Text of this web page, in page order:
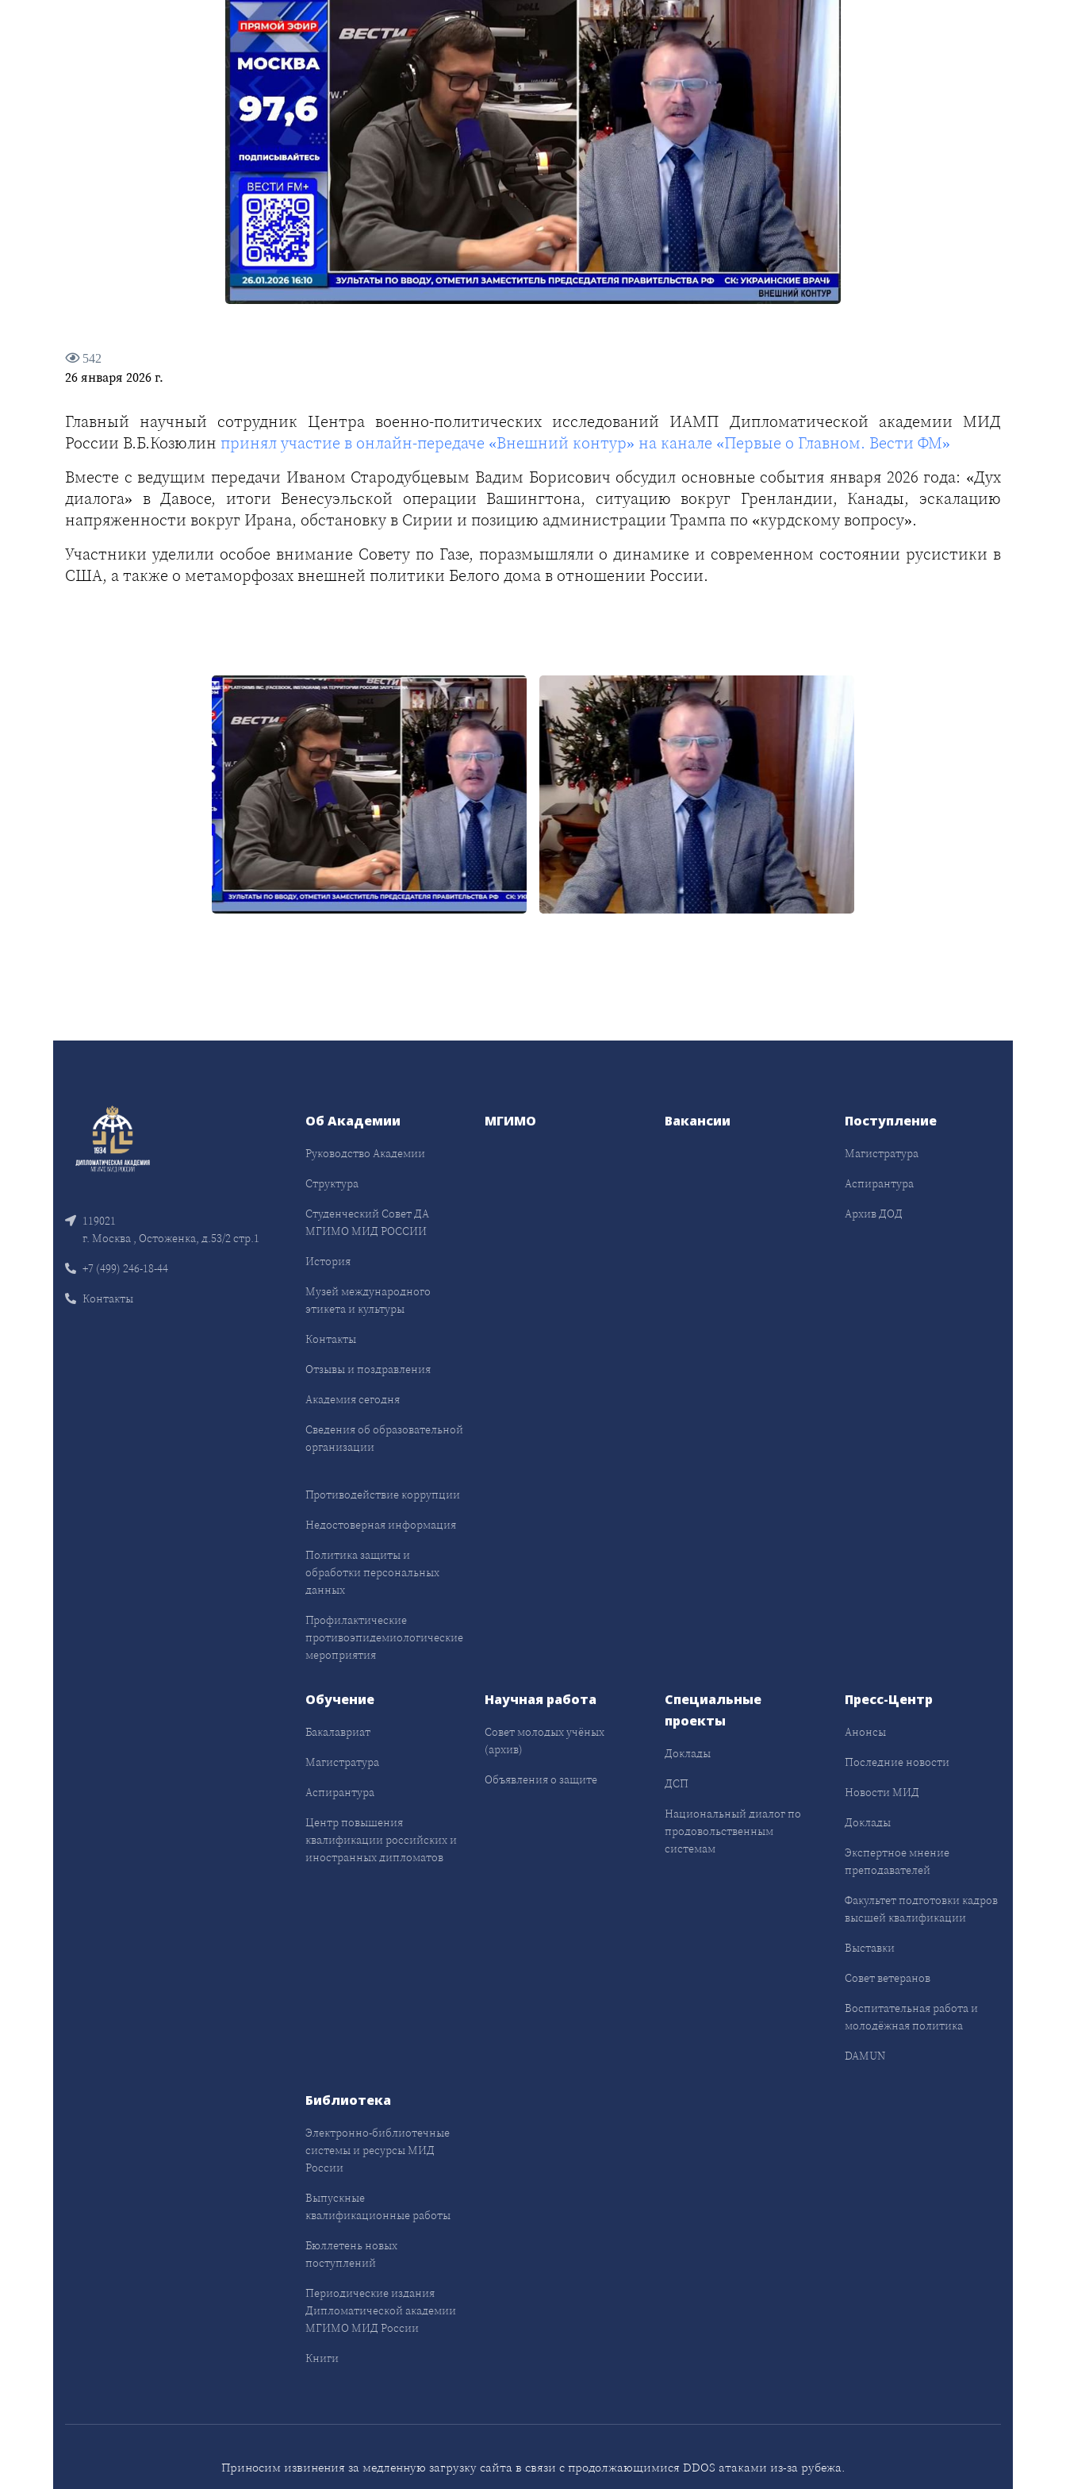
542
26 января 2026 г.
Главный научный сотрудник Центра военно-политических исследований ИАМП Дипломатической академии МИД
России В.Б.Козюлин принял участие в онлайн-передаче «Внешний контур» на канале «Первые о Главном. Вести ФМ»
Вместе с ведущим передачи Иваном Стародубцевым Вадим Борисович обсудил основные события января 2026 года: «Дух
диалога» в Давосе, итоги Венесуэльской операции Вашингтона, ситуацию вокруг Гренландии, Канады, эскалацию
напряженности вокруг Ирана, обстановку в Сирии и позицию администрации Трампа по «курдскому вопросу».
Участники уделили особое внимание Совету по Газе, поразмышляли о динамике и современном состоянии русистики в
США, а также о метаморфозах внешней политики Белого дома в отношении России.
119021
г. Москва , Остоженка, д.53/2 стр.1
+7 (499) 246-18-44
Контакты
Об Академии
Руководство Академии
Структура
Студенческий Совет ДА
МГИМО МИД РОССИИ
История
Музей международного
этикета и культуры
Контакты
Отзывы и поздравления
Академия сегодня
Сведения об образовательной
организации
Противодействие коррупции
Недостоверная информация
Политика защиты и
обработки персональных
данных
Профилактические
противоэпидемиологические
мероприятия
МГИМО Вакансии Поступление
Магистратура
Аспирантура
Архив ДОД
Обучение
Бакалавриат
Магистратура
Аспирантура
Центр повышения
квалификации российских и
иностранных дипломатов
Научная работа
Совет молодых учёных
(архив)
Объявления о защите
Специальные
проекты
Доклады
ДСП
Национальный диалог по
продовольственным
системам
Пресс-Центр
Анонсы
Последние новости
Новости МИД
Доклады
Экспертное мнение
преподавателей
Факультет подготовки кадров
высшей квалификации
Выставки
Совет ветеранов
Воспитательная работа и
молодёжная политика
DAMUN
Библиотека
Электронно-библиотечные
системы и ресурсы МИД
России
Выпускные
квалификационные работы
Бюллетень новых
поступлений
Периодические издания
Дипломатической академии
МГИМО МИД России
Книги
Приносим извинения за медленную загрузку сайта в связи с продолжающимися DDOS атаками из-за рубежа.